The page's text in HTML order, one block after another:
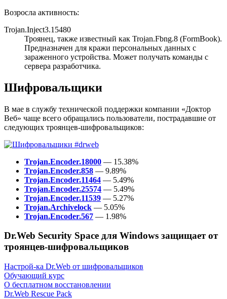
Возросла активность:
Trojan.Inject3.15480
Троянец, также известный как Trojan.Fbng.8 (FormBook).
Предназначен для кражи персональных данных с
зараженного устройства. Может получать команды с
сервера разработчика.
Шифровальщики
В мае в службу технической поддержки компании «Доктор
Веб» чаще всего обращались пользователи, пострадавшие от
следующих троянцев-шифровальщиков:
Trojan.Encoder.18000 — 15.38%
Trojan.Encoder.858 — 9.89%
Trojan.Encoder.11464 — 5.49%
Trojan.Encoder.25574 — 5.49%
Trojan.Encoder.11539 — 5.27%
Trojan.Archivelock — 5.05%
Trojan.Encoder.567 — 1.98%
Dr.Web Security Space для Windows защищает от
троянцев-шифровальщиков
Настрой-ка Dr.Web от шифровальщиков
Обучающий курс
О бесплатном восстановлении
Dr.Web Rescue Pack